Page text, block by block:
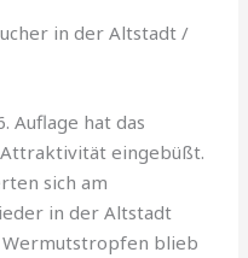
in der Altstadt /
Auflage hat das
eingebüßt.
sich am
in der Alt­stadt
Wermutstropfen blieb